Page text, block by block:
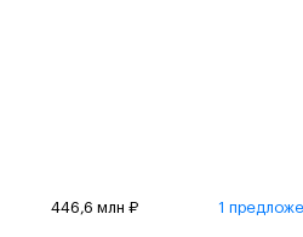
446,6 млн ₽ 1